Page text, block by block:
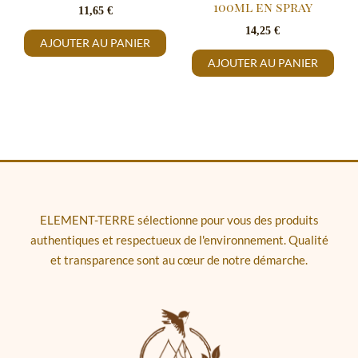
11,65 €
AJOUTER AU PANIER
100ml en spray
14,25€
AJOUTER AU PANIER
ELEMENT-TERRE sélectionne pour vous des produits
authentiques et respectueux de l'environnement. Qualité
et transparence sont au cœur de notre démarche.